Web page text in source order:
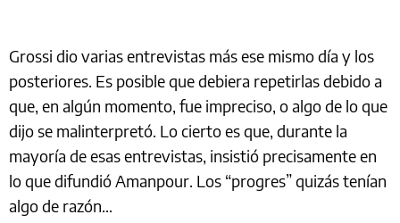
Grossi dio varias entrevistas más ese mismo día y los
posteriores. Es posible que debiera repetirlas debido a
que, en algún momento, fue impreciso, o algo de lo que
dijo se malinterpretó. Lo cierto es que, durante la
mayoría de esas entrevistas, insistió precisamente en
lo que difundió Amanpour. Los “progres” quizás tenían
algo de razón…